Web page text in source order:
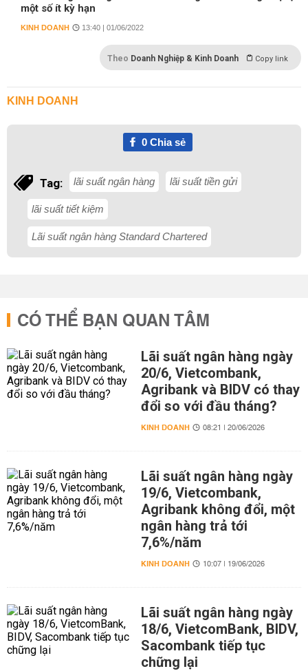
một số ít kỳ hạn
KINH DOANH 13:40 | 01/06/2022
Theo Doanh Nghiệp & Kinh Doanh Copy link
KINH DOANH
0Chia sẻ
Tag: lãi suất ngân hàng lãi suất tiền gửi
lãi suất tiết kiệm
Lãi suất ngân hàng Standard Chartered
CÓ THỂ BẠN QUAN TÂM
Lãi suất ngân hàng ngày
20/6, Vietcombank,
Agribank và BIDV có thay
đổi so với đầu tháng?
KINH DOANH 08:21 | 20/06/2026
Lãi suất ngân hàng ngày
19/6, Vietcombank,
Agribank không đổi, một
ngân hàng trả tới
7,6%/năm
KINH DOANH 10:07 | 19/06/2026
Lãi suất ngân hàng ngày
18/6, VietcomBank, BIDV,
Sacombank tiếp tục
chững lại